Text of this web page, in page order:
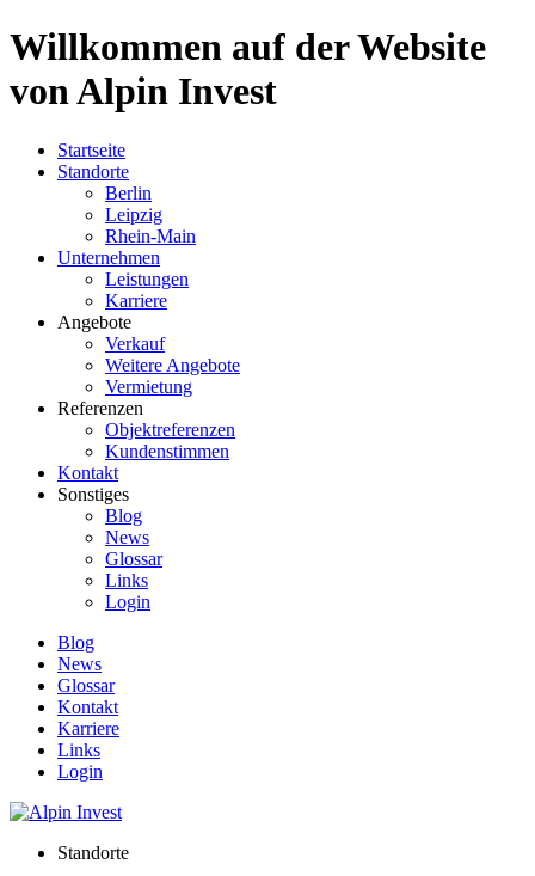
Willkommen auf der Website
von Alpin Invest
Startseite
Standorte
Berlin
Leipzig
Rhein-Main
Unternehmen
Leistungen
Karriere
Angebote
Verkauf
Weitere Angebote
Vermietung
Referenzen
Objektreferenzen
Kundenstimmen
Kontakt
Sonstiges
Blog
News
Glossar
Links
Login
Blog
News
Glossar
Kontakt
Karriere
Links
Login
Standorte